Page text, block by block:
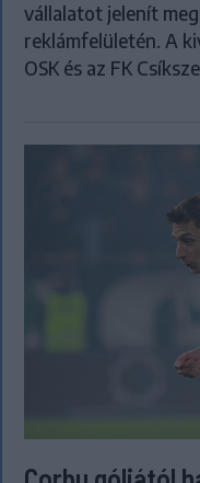
vállalatot jelenít
reklámfelületén. A
OSK és az FK